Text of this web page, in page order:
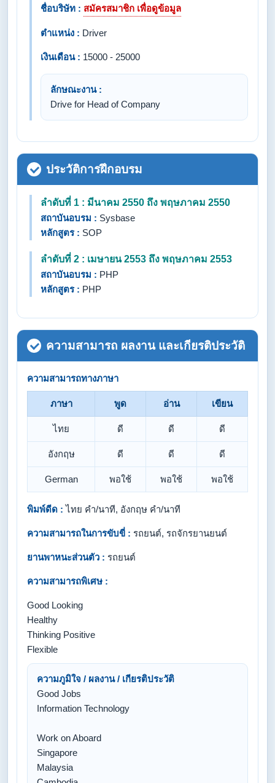
ชื่อบริษัท : สมัครสมาชิก เพื่อดูข้อมูล
ตำแหน่ง : Driver
เงินเดือน : 15000 - 25000
ลักษณะงาน :
Drive for Head of Company
ประวัติการฝึกอบรม
ลำดับที่ 1 : มีนาคม 2550 ถึง พฤษภาคม 2550
สถาบันอบรม : Sysbase
หลักสูตร : SOP
ลำดับที่ 2 : เมษายน 2553 ถึง พฤษภาคม 2553
สถาบันอบรม : PHP
หลักสูตร : PHP
ความสามารถ ผลงาน และเกียรติประวัติ
ความสามารถทางภาษา
ภาษา พูด อ่าน เขียน
ไทย ดี ดี ดี
อังกฤษ ดี ดี ดี
German พอใช้ พอใช้ พอใช้
พิมพ์ดีด : ไทย คำ/นาที, อังกฤษ คำ/นาที
ความสามารถในการขับขี่ : รถยนต์, รถจักรยานยนต์
ยานพาหนะส่วนตัว : รถยนต์
ความสามารถพิเศษ :
Good Looking
Healthy
Thinking Positive
Flexible
ความภูมิใจ / ผลงาน / เกียรติประวัติ
Good Jobs
Information Technology
Work on Aboard
Singapore
Malaysia